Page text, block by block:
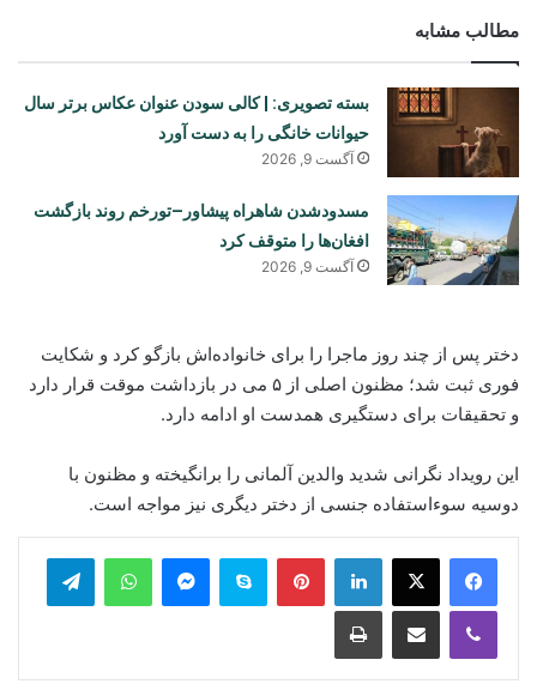
مطالب مشابه
بسته تصویری: | کالی سودن عنوان عکاس برتر سال
حیوانات خانگی را به دست آورد
آگست 9, 2026
مسدودشدن شاهراه پیشاور–تورخم روند بازگشت
افغان‌ها را متوقف کرد
آگست 9, 2026
دختر پس از چند روز ماجرا را برای خانواده‌اش بازگو کرد و شکایت
فوری ثبت شد؛ مظنون اصلی از ۵ می در بازداشت موقت قرار دارد
و تحقیقات برای دستگیری همدست او ادامه دارد.
این رویداد نگرانی شدید والدین آلمانی را برانگیخته و مظنون با
دوسیه سوءاستفاده جنسی از دختر دیگری نیز مواجه است.
LinkedIn
Pinterest
Skype
Messenger
WhatsApp
Viber
Share via Email
Print